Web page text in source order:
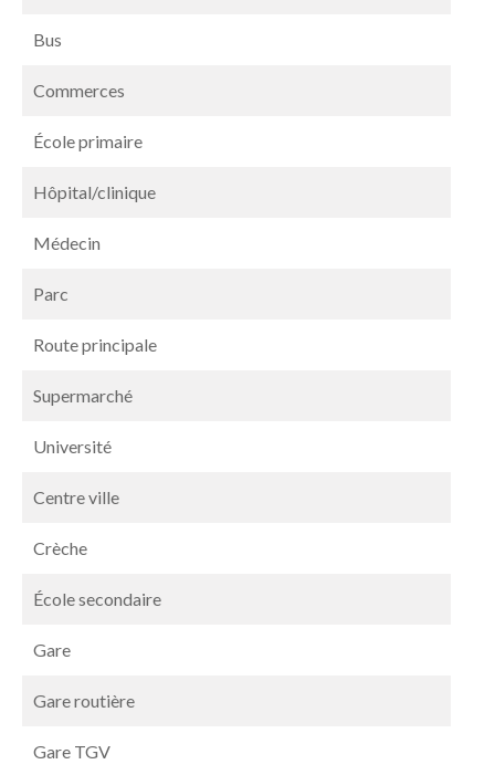
Bus
Commerces
École primaire
Hôpital/clinique
Médecin
Parc
Route principale
Supermarché
Université
Centre ville
Crèche
École secondaire
Gare
Gare routière
Gare TGV